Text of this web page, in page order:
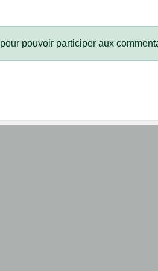
pour pouvoir participer aux